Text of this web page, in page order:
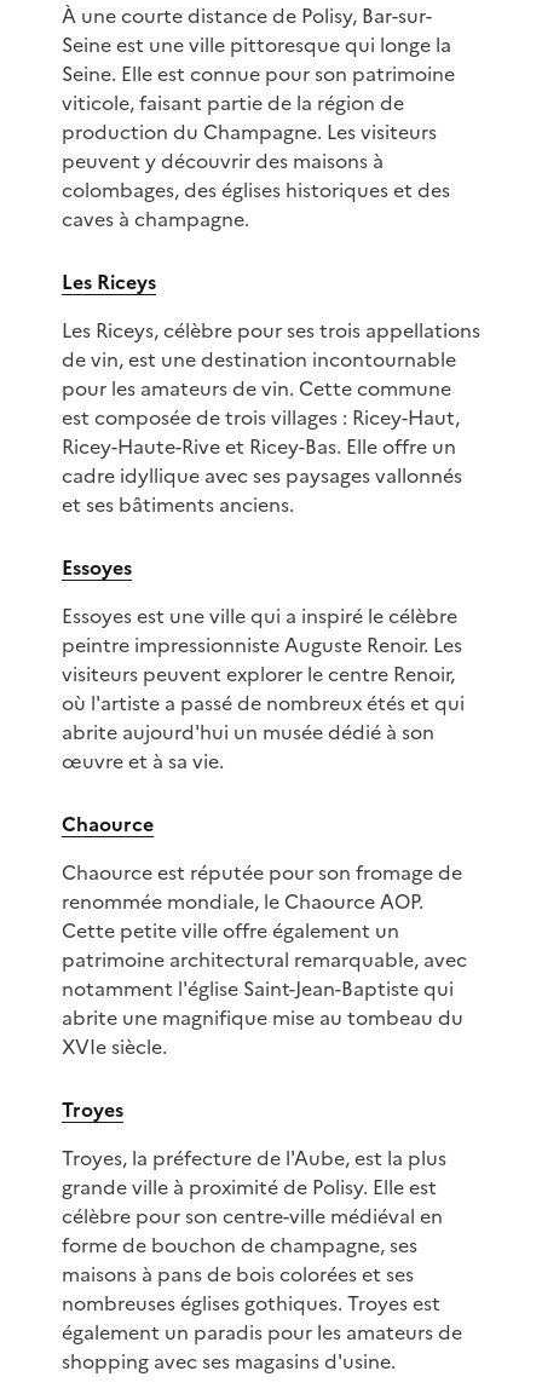
À une courte distance de Polisy, Bar-sur-
Seine est une ville pittoresque qui longe la
Seine. Elle est connue pour son patrimoine
viticole, faisant partie de la région de
production du Champagne. Les visiteurs
peuvent y découvrir des maisons à
colombages, des églises historiques et des
caves à champagne.
Les Riceys
Les Riceys, célèbre pour ses trois appellations
de vin, est une destination incontournable
pour les amateurs de vin. Cette commune
est composée de trois villages : Ricey-Haut,
Ricey-Haute-Rive et Ricey-Bas. Elle offre un
cadre idyllique avec ses paysages vallonnés
et ses bâtiments anciens.
Essoyes
Essoyes est une ville qui a inspiré le célèbre
peintre impressionniste Auguste Renoir. Les
visiteurs peuvent explorer le centre Renoir,
où l'artiste a passé de nombreux étés et qui
abrite aujourd'hui un musée dédié à son
œuvre et à sa vie.
Chaource
Chaource est réputée pour son fromage de
renommée mondiale, le Chaource AOP.
Cette petite ville offre également un
patrimoine architectural remarquable, avec
notamment l'église Saint-Jean-Baptiste qui
abrite une magnifique mise au tombeau du
XVIe siècle.
Troyes
Troyes, la préfecture de l'Aube, est la plus
grande ville à proximité de Polisy. Elle est
célèbre pour son centre-ville médiéval en
forme de bouchon de champagne, ses
maisons à pans de bois colorées et ses
nombreuses églises gothiques. Troyes est
également un paradis pour les amateurs de
shopping avec ses magasins d'usine.